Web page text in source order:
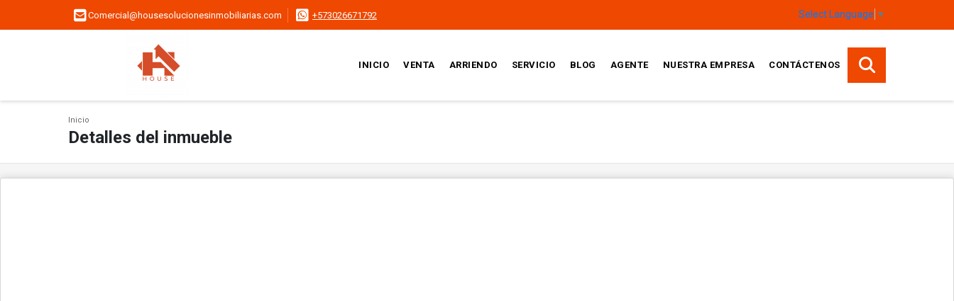
Comercial@housesolucionesinmobiliarias.com +573026671792 Select Language ▼
INICIO VENTA ARRIENDO SERVICIO BLOG AGENTE NUESTRA EMPRESA CONTÁCTENOS
Inicio
Detalles del inmueble